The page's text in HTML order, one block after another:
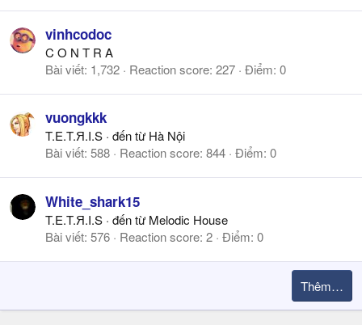
vinhcodoc
C O N T R A
Bài viết 1,732 Reaction score 227 Điểm 0
vuongkkk
T.E.T.Я.I.S · đến từ Hà Nội
Bài viết 588 Reaction score 844 Điểm 0
White_shark15
T.E.T.Я.I.S · đến từ Melodic House
Bài viết 576 Reaction score 2 Điểm 0
Thêm…